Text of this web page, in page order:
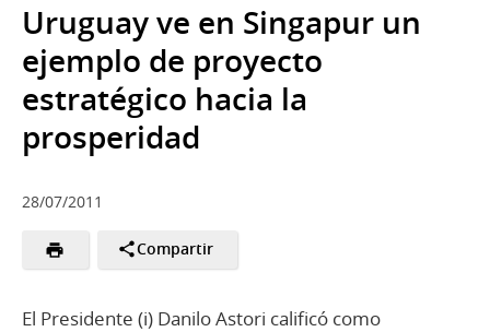
Uruguay ve en Singapur un
ejemplo de proyecto
estratégico hacia la
prosperidad
28/07/2011
Compartir
El Presidente (i) Danilo Astori calificó como